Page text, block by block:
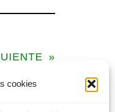
cookies
»